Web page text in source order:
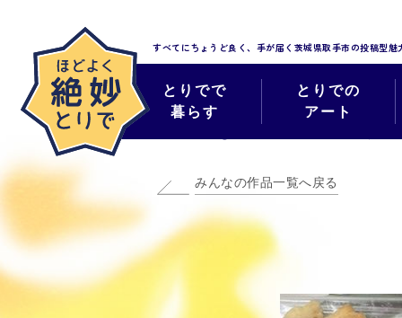
すべてにちょうど良く、手が届く 茨城県取手市の投稿型魅
とりでで
暮らす
とりでの
アート
みんなのほどよく
みんなの作品一覧へ戻る